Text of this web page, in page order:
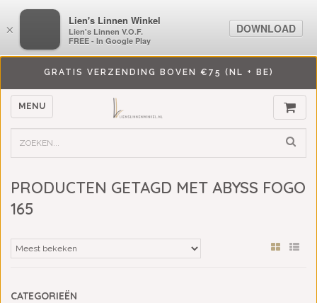
GRATIS VERZENDING BOVEN €75 (NL + BE)
MENU
PRODUCTEN GETAGD MET ABYSS FOGO
165
CATEGORIEËN
×
LiensLinnenwinkel.nl
Lien's Linnen V.O.F.
FREE - In Google Play
DOWNLOAD
×
Lien's Linnen Winkel
Lien's Linnen V.O.F.
FREE - In Google Play
DOWNLOAD